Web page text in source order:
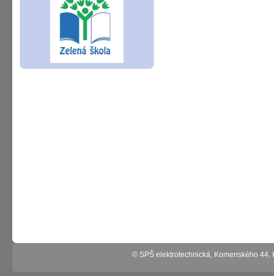
© SPŠ elektrotechnická, Komenského